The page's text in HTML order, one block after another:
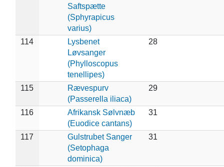
Saftspætte
(Sphyrapicus
varius)
114
Lysbenet
Løvsanger
(Phylloscopus
tenellipes)
28
115
Rævespurv
(Passerella iliaca)
29
116
Afrikansk Sølvnæb
(Euodice cantans)
31
117
Gulstrubet Sanger
(Setophaga
dominica)
31